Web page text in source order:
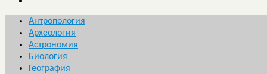
Антропология
Археология
Астрономия
Биология
География